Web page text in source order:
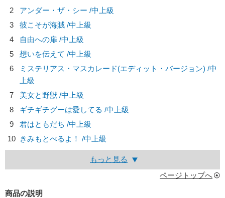
2
アンダー・ザ・シー /中上級
3
彼こそが海賊 /中上級
4
自由への扉 /中上級
5
想いを伝えて /中上級
6
ミステリアス・マスカレード(エディット・バージョン) /中
上級
7
美女と野獣 /中上級
8
ギチギチグーは愛してる /中上級
9
君はともだち /中上級
10 きみもとべるよ！ /中上級
もっと見る
ページトップへ
商品の説明